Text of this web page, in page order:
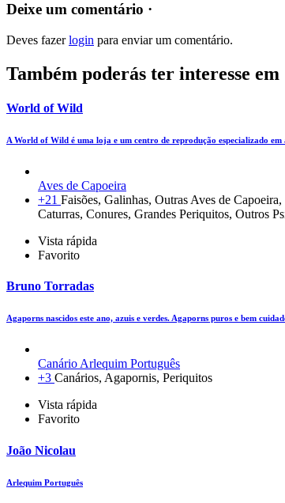
Deixe um comentário ·
Deves fazerlogin para enviar um comentário.
Também poderás ter interesse em
World of Wild
A World of Wild é uma loja e um centro de reprodução especializado
Aves de Capoeira
+21 Faisões, Galinhas, Outras Aves de
Caturras, Conures, Grandes Periquitos, Outros
Vista rápida
Favorito
Bruno Torradas
Agaporns nascidos este ano, azuis e verdes. Agaporns puros e bem
Canário Arlequim Português
+3 Canários, Agapornis, Periquitos
Vista rápida
Favorito
João Nicolau
Arlequim Português